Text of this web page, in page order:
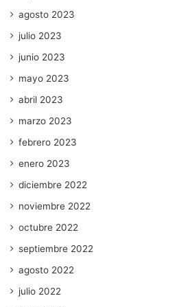
agosto 2023
julio 2023
junio 2023
mayo 2023
abril 2023
marzo 2023
febrero 2023
enero 2023
diciembre 2022
noviembre 2022
octubre 2022
septiembre 2022
agosto 2022
julio 2022